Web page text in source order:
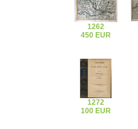
1262
450 EUR
1272
100 EUR